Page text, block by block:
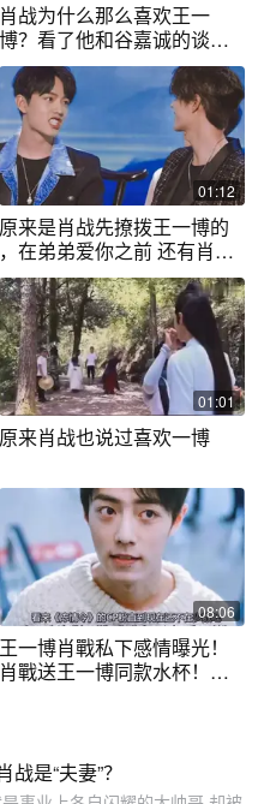
肖战为什么那么喜欢王一
博？看了他和谷嘉诚的谈话
内容就知道了！
01:12
原来是肖战先撩拨王一博的
，在弟弟爱你之前 还有肖战
说妈妈爱你
01:01
原来肖战也说过喜欢一博
08:06
王一博肖戰私下感情曝光！
肖戰送王一博同款水杯！只
是“夫妻”？